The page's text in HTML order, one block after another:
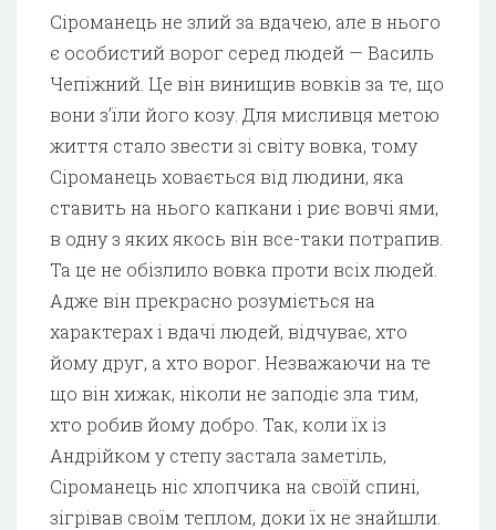
Сіроманець не злий за вдачею, але в нього
є особистий ворог серед людей — Василь
Чепіжний. Це він винищив вовків за те, що
вони з’їли його козу. Для мисливця метою
життя стало звести зі світу вовка, тому
Сіроманець ховається від людини, яка
ставить на нього капкани і риє вовчі ями,
в одну з яких якось він все-таки потрапив.
Та це не обізлило вовка проти всіх людей.
Адже він прекрасно розуміється на
характерах і вдачі людей, відчуває, хто
йому друг, а хто ворог. Незважаючи на те
що він хижак, ніколи не заподіє зла тим,
хто робив йому добро. Так, коли їх із
Андрійком у степу застала заметіль,
Сіроманець ніс хлопчика на своїй спині,
зігрівав своїм теплом, доки їх не знайшли.